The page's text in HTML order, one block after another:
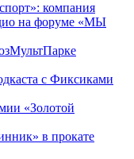
компания
на форуме «МЫ
с Фиксиками
«Золотой
в прокате